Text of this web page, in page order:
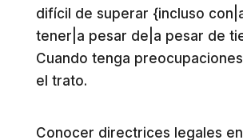
difícil de superar {incluso
tener|a pesar de|a pesar de
Cuando tenga
el trato.
Conocer directrices legales en